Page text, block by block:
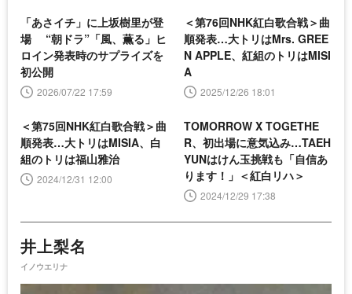
「あさイチ」に上坂樹里が登
場 “朝ドラ”「風、薫る」ヒ
ロイン発表時のサプライズを
初公開
2026/07/22 17:59
＜第76回NHK紅白歌合戦＞曲
順発表…大トリはMrs. GREE
N APPLE、紅組のトリはMISI
A
2025/12/26 18:01
＜第75回NHK紅白歌合戦＞曲
順発表…大トリはMISIA、白
組のトリは福山雅治
2024/12/31 12:00
TOMORROW X TOGETHE
R、初出場に意気込み…TAEH
YUNはけん玉挑戦も「自信あ
ります！」＜紅白リハ＞
2024/12/29 17:38
井上梨名
イノウエリナ